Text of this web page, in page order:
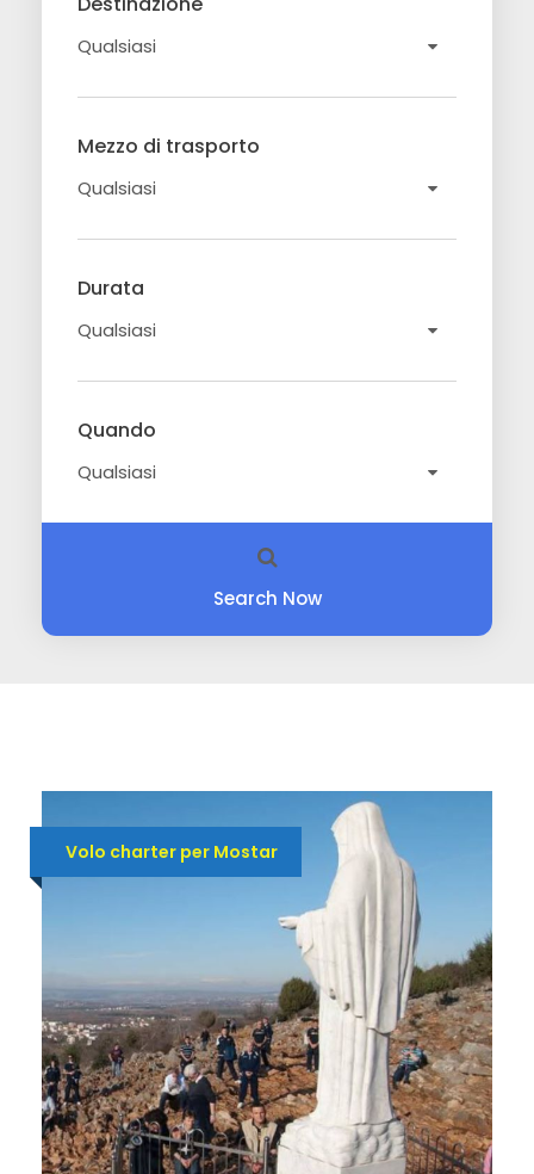
Mezzo di trasporto
Durata
Quando
Search Now
Volo charter per Mostar